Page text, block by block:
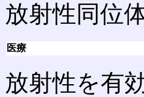
放射性同位
医療
放射性を有